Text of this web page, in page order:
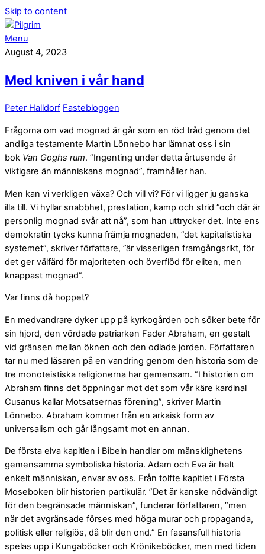
Skip to content
Menu
August 4, 2023
Med kniven i vår hand
Peter Halldorf Fastebloggen
Frågorna om vad mognad är går som en röd tråd genom det
andliga testamente Martin Lönnebo har lämnat oss i sin
bok Van Goghs rum. ”Ingenting under detta årtusende är
viktigare än människans mognad”, framhåller han.
Men kan vi verkligen växa? Och vill vi? För vi ligger ju ganska
illa till. Vi hyllar snabbhet, prestation, kamp och strid ”och där är
personlig mognad svår att nå”, som han uttrycker det. Inte ens
demokratin tycks kunna främja mognaden, ”det kapitalistiska
systemet”, skriver författare, ”är visserligen framgångsrikt, för
det ger välfärd för majoriteten och överflöd för eliten, men
knappast mognad”.
Var finns då hoppet?
En medvandrare dyker upp på kyrkogården och söker bete för
sin hjord, den vördade patriarken Fader Abraham, en gestalt
vid gränsen mellan öknen och den odlade jorden. Författaren
tar nu med läsaren på en vandring genom den historia som de
tre monoteistiska religionerna har gemensam. ”I historien om
Abraham finns det öppningar mot det som vår käre kardinal
Cusanus kallar Motsatsernas förening”, skriver Martin
Lönnebo. Abraham kommer från en arkaisk form av
universalism och går långsamt mot en annan.
De första elva kapitlen i Bibeln handlar om mänsklighetens
gemensamma symboliska historia. Adam och Eva är helt
enkelt människan, envar av oss. Från tolfte kapitlet i Första
Moseboken blir historien partikulär. ”Det är kanske nödvändigt
för den begränsade människan”, funderar författaren, ”men
när det avgränsade förses med höga murar och propaganda,
politisk eller religiös, då blir den ond.” En fasansfull historia
spelas upp i Kungaböcker och Krönikeböcker, men med tiden